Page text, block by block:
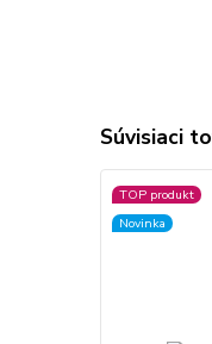
Súvisiaci
TOP produkt
Novinka